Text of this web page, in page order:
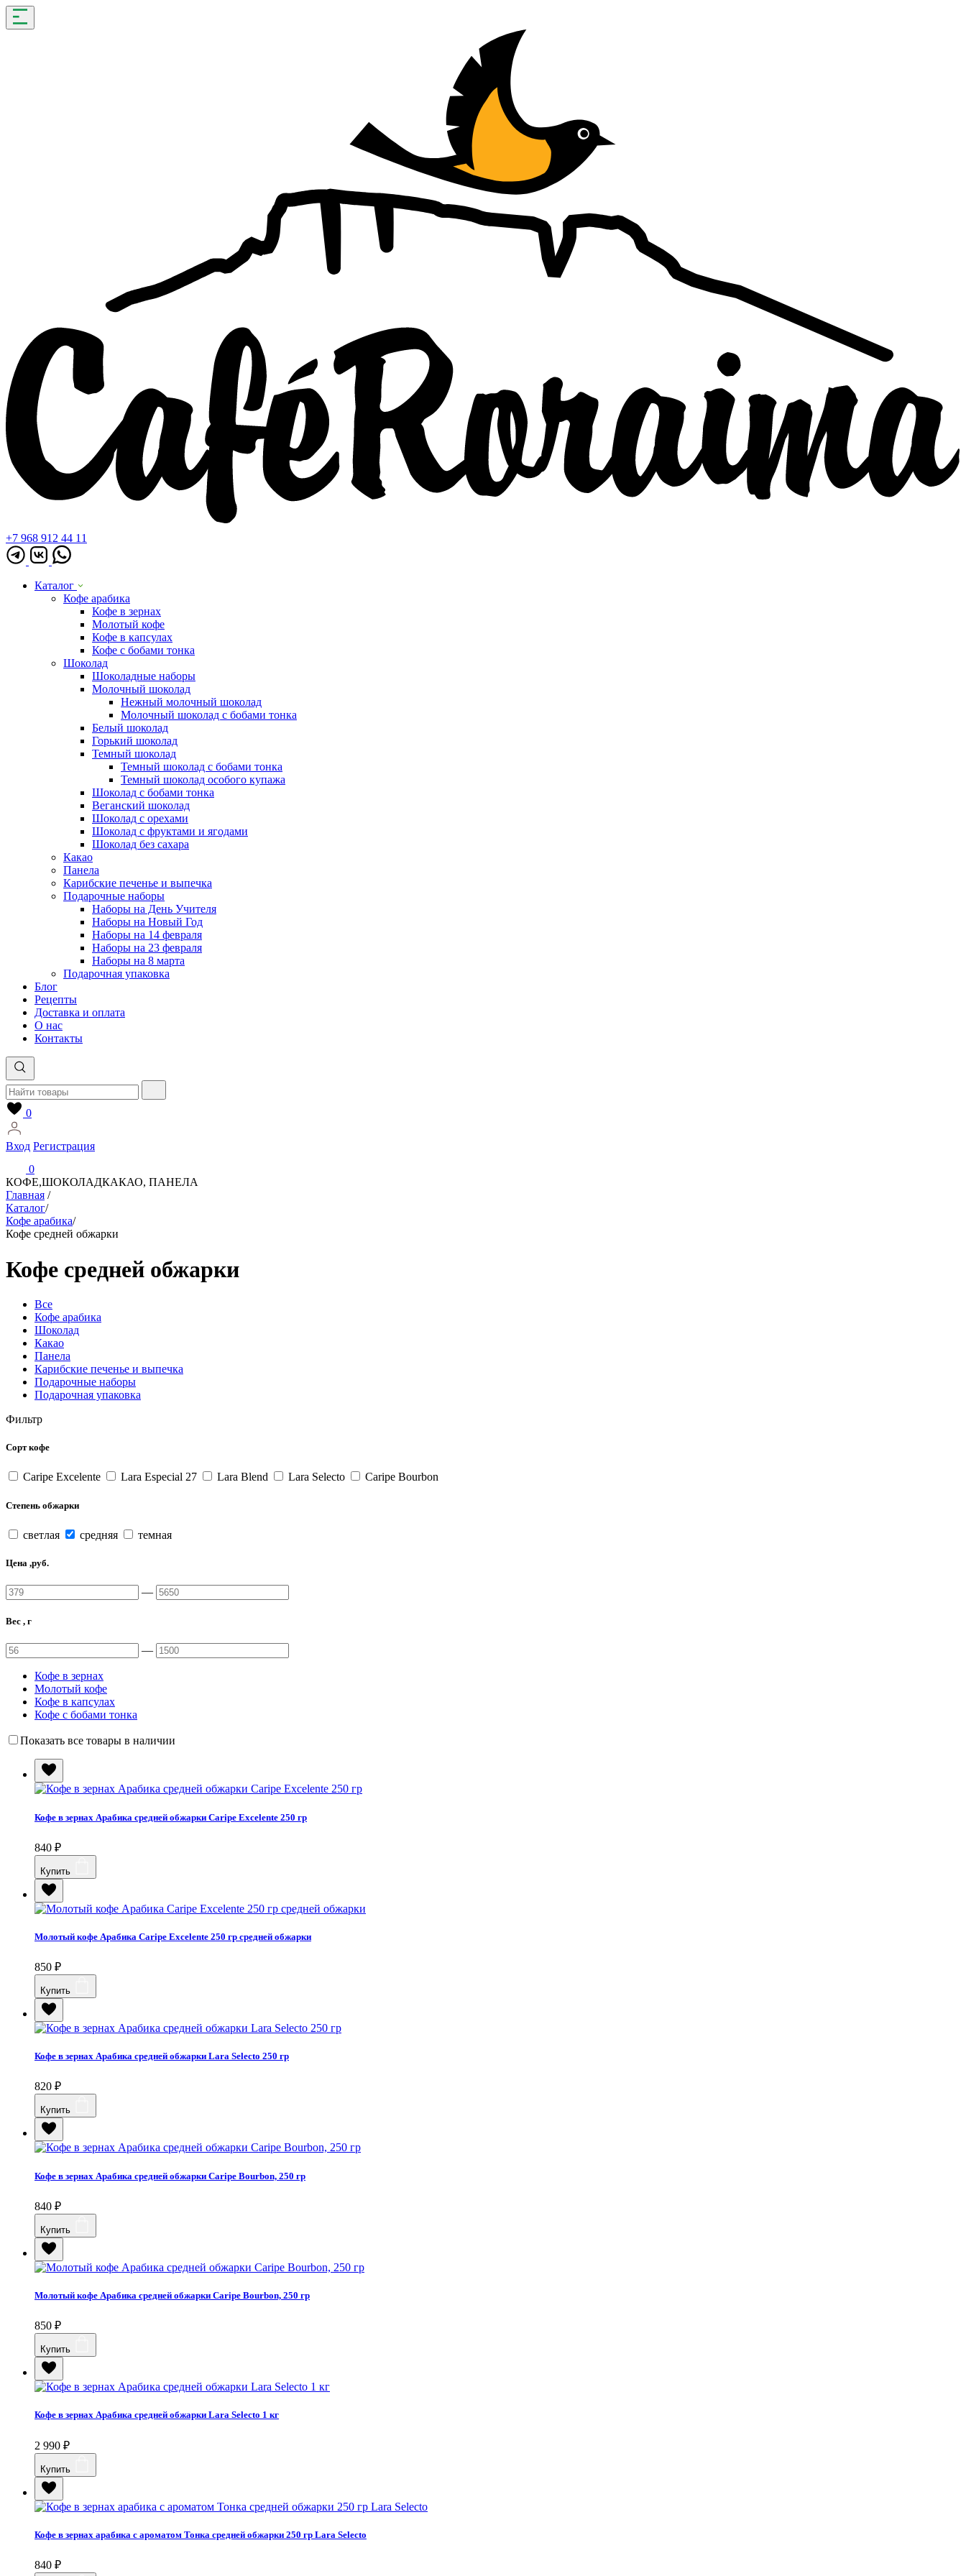
+7 968 912 44 11
Каталог
Кофе арабика
Кофе в зернах
Молотый кофе
Кофе в капсулах
Кофе с бобами тонка
Шоколад
Шоколадные наборы
Молочный шоколад
Нежный молочный шоколад
Молочный шоколад с бобами тонка
Белый шоколад
Горький шоколад
Темный шоколад
Темный шоколад с бобами тонка
Темный шоколад особого купажа
Шоколад с бобами тонка
Веганский шоколад
Шоколад с орехами
Шоколад с фруктами и ягодами
Шоколад без сахара
Какао
Панела
Карибские печенье и выпечка
Подарочные наборы
Наборы на День Учителя
Наборы на Новый Год
Наборы на 14 февраля
Наборы на 23 февраля
Наборы на 8 марта
Подарочная упаковка
Блог
Рецепты
Доставка и оплата
О нас
Контакты
0
Вход Регистрация
0
КОФЕ,ШОКОЛАДКАКАО, ПАНЕЛА
Главная /
Каталог/
Кофе арабика/
Кофе средней обжарки
Кофе средней обжарки
Все
Кофе арабика
Шоколад
Какао
Панела
Карибские печенье и выпечка
Подарочные наборы
Подарочная упаковка
Фильтр
Сорт кофе
Caripe Excelente Lara Especial 27 Lara Blend Lara Selecto Caripe Bourbon
Степень обжарки
светлая средняя темная
Цена ,руб.
—
Вес , г
—
Кофе в зернах
Молотый кофе
Кофе в капсулах
Кофе с бобами тонка
Показать все товары в наличии
Кофе в зернах Арабика средней обжарки Caripe Excelente 250 гр
840 ₽
Купить
Молотый кофе Арабика Caripe Excelente 250 гр средней обжарки
850 ₽
Купить
Кофе в зернах Арабика средней обжарки Lara Selecto 250 гр
820 ₽
Купить
Кофе в зернах Арабика средней обжарки Caripe Bourbon, 250 гр
840 ₽
Купить
Молотый кофе Арабика средней обжарки Caripe Bourbon, 250 гр
850 ₽
Купить
Кофе в зернах Арабика средней обжарки Lara Selecto 1 кг
2 990 ₽
Купить
Кофе в зернах арабика с ароматом Тонка средней обжарки 250 гр Lara Selecto
840 ₽